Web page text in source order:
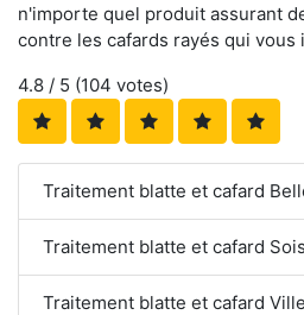
n'importe quel produit assurant
contre les cafards rayés qui vous
4.8 / 5 (104 votes)
Traitement blatte et cafard
Traitement blatte et cafard
Traitement blatte et cafard